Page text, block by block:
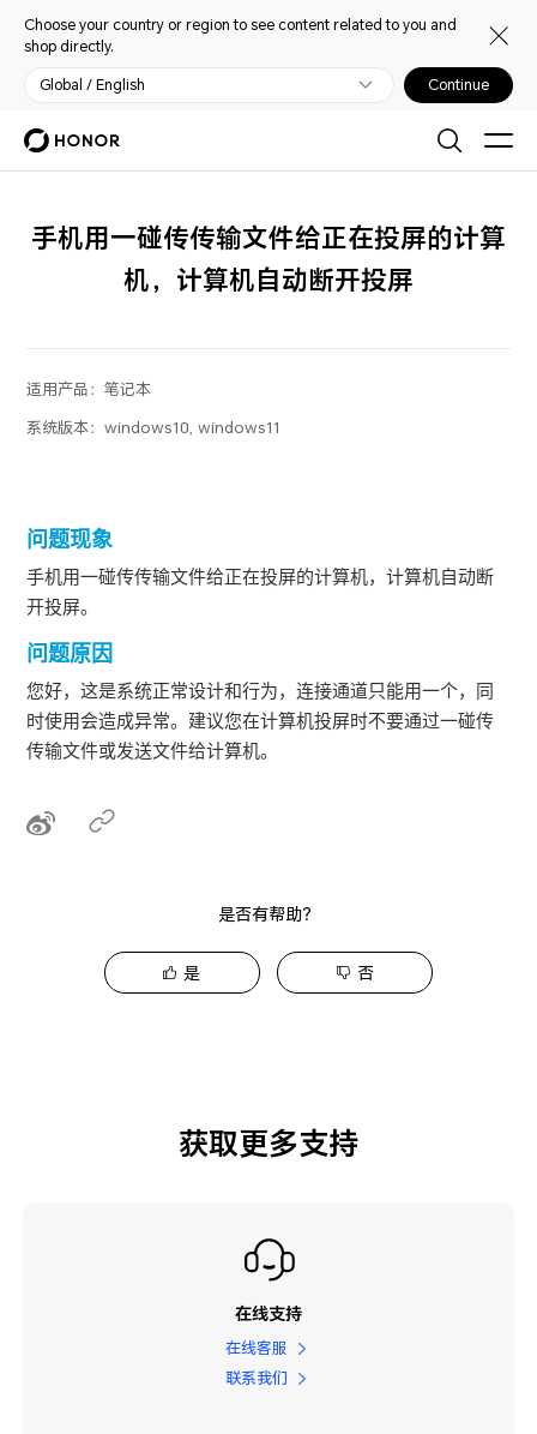
Choose your country or region to see content related to you and
shop directly.
Global / English Continue
手机用一碰传传输文件给正在投屏的计算
机，计算机自动断开投屏
适用产品：笔记本
系统版本：windows10, windows11
问题现象
手机用一碰传传输文件给正在投屏的计算机，计算机自动断
开投屏。
问题原因
您好，这是系统正常设计和行为，连接通道只能用一个，同
时使用会造成异常。建议您在计算机投屏时不要通过一碰传
传输文件或发送文件给计算机。
是否有帮助？
是 否
获取更多支持
在线支持
在线客服
联系我们